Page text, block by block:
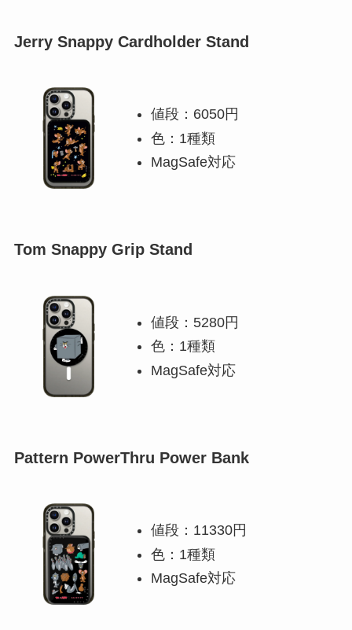
Jerry Snappy Cardholder Stand
値段：6050円
色：1種類
MagSafe対応
Tom Snappy Grip Stand
値段：5280円
色：1種類
MagSafe対応
Pattern PowerThru Power Bank
値段：11330円
色：1種類
MagSafe対応